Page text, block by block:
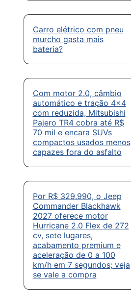
Carro elétrico com pneu
murcho gasta mais
bateria?
Com motor 2.0, câmbio
automático e tração 4×4
com reduzida, Mitsubishi
Pajero TR4 cobra até R$
70 mil e encara SUVs
compactos usados menos
capazes fora do asfalto
Por R$ 329.990, o Jeep
Commander Blackhawk
2027 oferece motor
Hurricane 2.0 Flex de 272
cv, sete lugares,
acabamento premium e
aceleração de 0 a 100
km/h em 7 segundos; veja
se vale a compra